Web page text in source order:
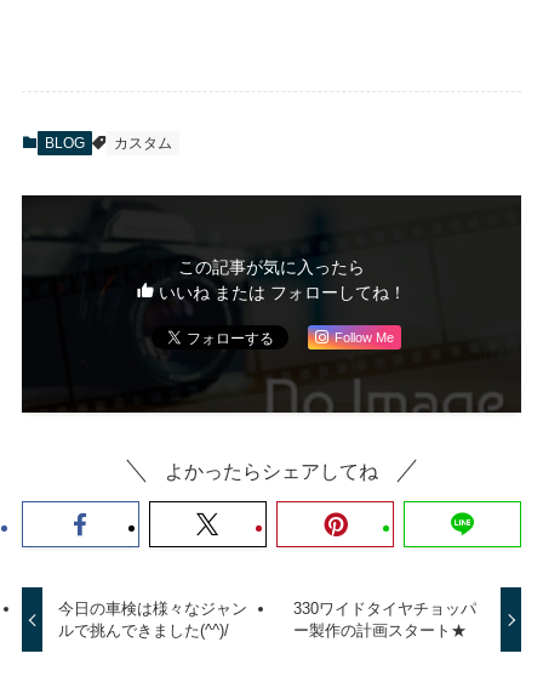
BLOG カスタム
この記事が気に入ったら
いいね または フォローしてね！
Follow Me
よかったらシェアしてね
今日の車検は様々なジャン
ルで挑んできました(^^)/
330ワイドタイヤチョッパ
ー製作の計画スタート★